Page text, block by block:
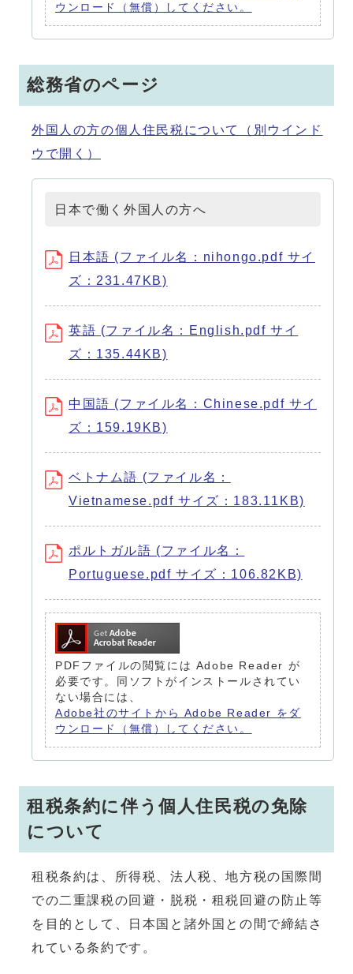
ウンロード（無償）してください。
総務省のページ
外国人の方の個人住民税について
（別ウインド
ウで開く）
日本で働く外国人の方へ
日本語 (ファイル名：nihongo.pdf サイ
ズ：231.47KB)
英語 (ファイル名：English.pdf サイ
ズ：135.44KB)
中国語 (ファイル名：Chinese.pdf サイ
ズ：159.19KB)
ベトナム語 (ファイル名：
Vietnamese.pdf サイズ：183.11KB)
ポルトガル語 (ファイル名：
Portuguese.pdf サイズ：106.82KB)
PDFファイルの閲覧には Adobe Reader が
必要です。同ソフトがインストールされてい
ない場合には、
Adobe社のサイトから Adobe Reader をダ
ウンロード（無償）してください。
租税条約に伴う個人住民税の免除
について
租税条約は、所得税、法人税、地方税の国際間
での二重課税の回避・脱税・租税回避の防止等
を目的として、日本国と諸外国との間で締結さ
れている条約です。